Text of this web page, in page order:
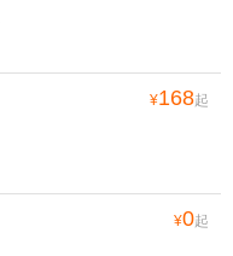
¥168起
¥0起